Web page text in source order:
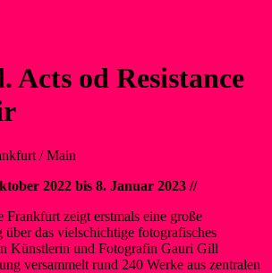
Acts od Resistance
/ Main
2022 bis 8. Januar 2023 //
zeigt erstmals eine große
über das vielschichtige fotografisches
Künstlerin und Fotografin Gauri Gill
versammelt rund 240 Werke aus zentralen